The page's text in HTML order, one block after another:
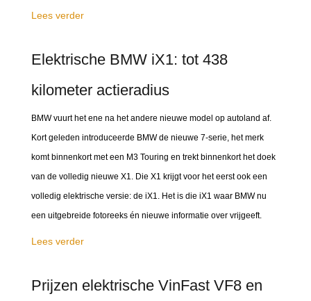
Lees verder
Elektrische BMW iX1: tot 438
kilometer actieradius
BMW vuurt het ene na het andere nieuwe model op autoland af.
Kort geleden introduceerde BMW de nieuwe 7-serie, het merk
komt binnenkort met een M3 Touring en trekt binnenkort het doek
van de volledig nieuwe X1. Die X1 krijgt voor het eerst ook een
volledig elektrische versie: de iX1. Het is die iX1 waar BMW nu
een uitgebreide fotoreeks én nieuwe informatie over vrijgeeft.
Lees verder
Prijzen elektrische VinFast VF8 en